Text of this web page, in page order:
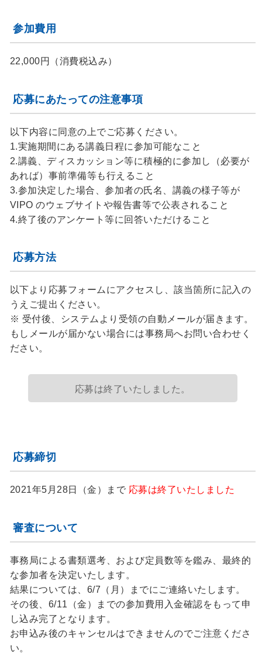
参加費用
22,000円（消費税込み）
応募にあたっての注意事項
以下内容に同意の上でご応募ください。
1.実施期間にある講義日程に参加可能なこと
2.講義、ディスカッション等に積極的に参加し（必要が
あれば）事前準備等も行えること
3.参加決定した場合、参加者の氏名、講義の様子等が
VIPO のウェブサイトや報告書等で公表されること
4.終了後のアンケート等に回答いただけること
応募方法
以下より応募フォームにアクセスし、該当箇所に記入の
うえご提出ください。
※ 受付後、システムより受領の自動メールが届きます。
もしメールが届かない場合には事務局へお問い合わせく
ださい。
応募は終了いたしました。
応募締切
2021年5月28日（金）まで 応募は終了いたしました
審査について
事務局による書類選考、および定員数等を鑑み、最終的
な参加者を決定いたします。
結果については、6/7（月）までにご連絡いたします。
その後、6/11（金）までの参加費用入金確認をもって申
し込み完了となります。
お申込み後のキャンセルはできませんのでご注意くださ
い。